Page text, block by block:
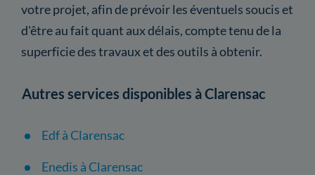
votre projet, afin de prévoir les éventuels soucis et
d'être au fait quant aux délais, compte tenu de la
superficie des travaux et des outils à obtenir.
Autres services disponibles à Clarensac
Edf à Clarensac
Enedis à Clarensac